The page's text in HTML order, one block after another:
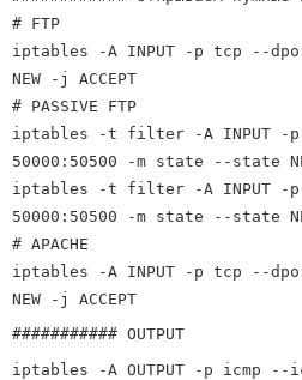
# FTP
iptables -A INPUT -p tcp --
NEW -j ACCEPT
# PASSIVE FTP
iptables -t filter -A INPUT -
50000:50500 -m state --state
iptables -t filter -A INPUT -p
50000:50500 -m state --state
# APACHE
iptables -A INPUT -p tcp --
NEW -j ACCEPT
########### OUTPUT
iptables -A OUTPUT -p icmp --